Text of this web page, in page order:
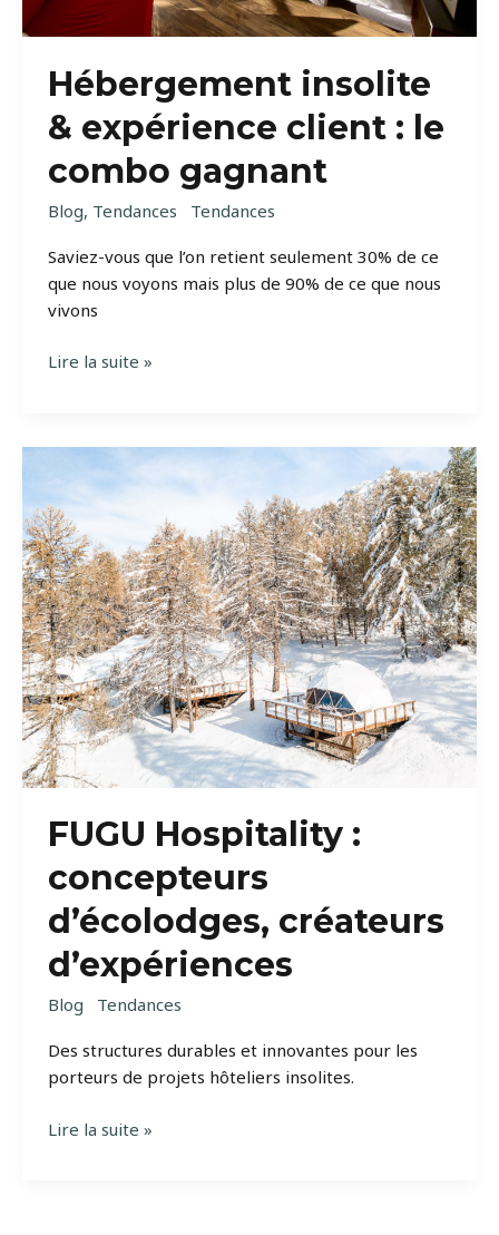
Hébergement insolite
& expérience client : le
combo gagnant
Blog, Tendances Tendances
Saviez-vous que l’on retient seulement 30% de ce
que nous voyons mais plus de 90% de ce que nous
vivons
Hébergement
le
combo
gagnant
Lire la suite »
FUGU Hospitality :
concepteurs
d’écolodges, créateurs
d’expériences
Blog Tendances
Des structures durables et innovantes pour les
porteurs de projets hôteliers insolites.
FUGU
Lire la suite »